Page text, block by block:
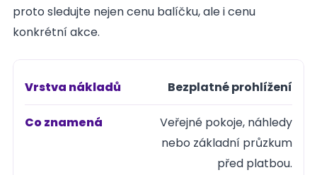
proto sledujte nejen cenu balíčku, ale i cenu
konkrétní akce.
Vrstva
Bezplatné prohlížení
Veřejné pokoje, náhledy
nebo základní průzkum
před platbou.